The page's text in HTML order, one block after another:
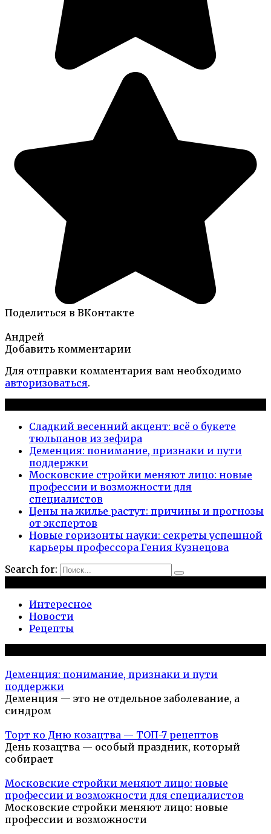
Поделиться в ВКонтакте
Андрей
Добавить комментарии
Для отправки комментария вам необходимо
авторизоваться.
Сладкий весенний акцент: всё о букете
тюльпанов из зефира
Деменция: понимание, признаки и пути
поддержки
Московские стройки меняют лицо: новые
профессии и возможности для
специалистов
Цены на жилье растут: причины и прогнозы
от экспертов
Новые горизонты науки: секреты успешной
карьеры профессора Гения Кузнецова
Search for:
Интересное
Новости
Рецепты
Деменция: понимание, признаки и пути
поддержки
Деменция — это не отдельное заболевание, а
синдром
Торт ко Дню козацтва — ТОП-7 рецептов
День козацтва — особый праздник, который
собирает
Московские стройки меняют лицо: новые
профессии и возможности для специалистов
Московские стройки меняют лицо: новые
профессии и возможности